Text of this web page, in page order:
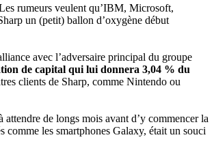
rumeurs veulent qu’IBM, Microsoft,
un (petit) ballon d’oxygène début
avec l’adversaire principal du groupe
de capital qui lui donnera 3,04 % du
clients de Sharp, comme Nintendo ou
de longs mois avant d’y commencer la
comme les smartphones Galaxy, était un souci